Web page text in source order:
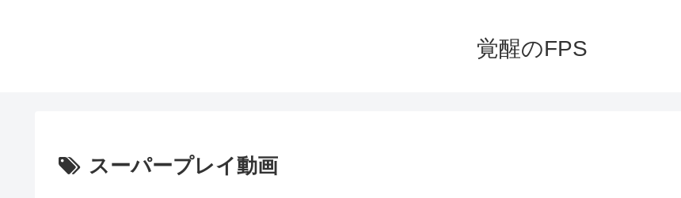
覚醒のFPS
スーパープレイ動画